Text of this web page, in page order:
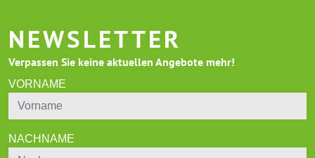
NEWSLETTER
Verpassen Sie keine aktuellen Angebote mehr!
VORNAME
NACHNAME